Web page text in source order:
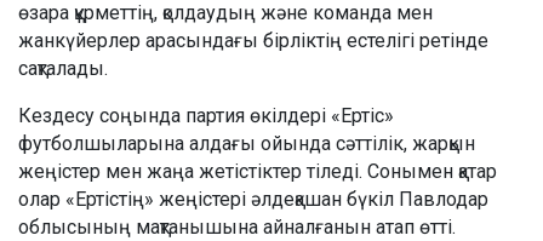
өзара құрметтің, қолдаудың және команда мен
жанкүйерлер арасындағы бірліктің естелігі ретінде
сақталады.
Кездесу соңында партия өкілдері «Ертіс»
футболшыларына алдағы ойында сәттілік, жарқын
жеңістер мен жаңа жетістіктер тіледі. Сонымен қатар
олар «Ертістің» жеңістері әлдеқашан бүкіл Павлодар
облысының мақтанышына айналғанын атап өтті.